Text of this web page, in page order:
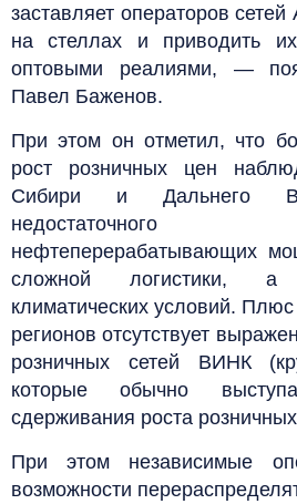
заставляет операторов
на стеллах и приводить
оптовыми реалиями, —
Павел Баженов.
При этом он отметил, что
рост розничных цен
Сибири и Дальнего
недостаточного
нефтеперерабатывающих
сложной логистики,
климатических условий.
регионов отсутствует
розничных сетей ВИНК
которые обычно
сдерживания роста
При этом независимые
возможности